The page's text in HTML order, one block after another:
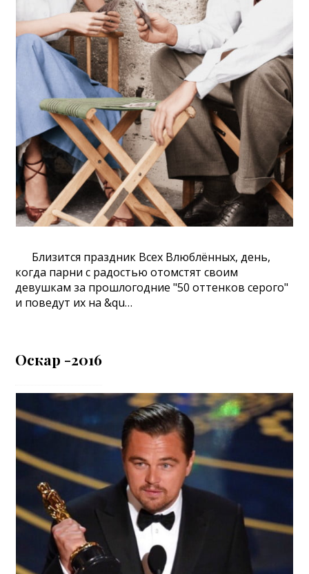
Близится праздник Всех Влюблённых, день,
когда парни с радостью отомстят своим
девушкам за прошлогодние "50 оттенков серого"
и поведут их на &qu…
Оскар -2016